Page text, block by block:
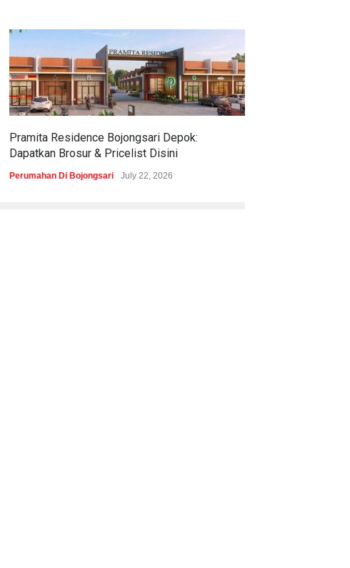
Pramita Residence Bojongsari Depok:
Dapatkan Brosur & Pricelist Disini
Perumahan Di Bojongsari July 22, 2026